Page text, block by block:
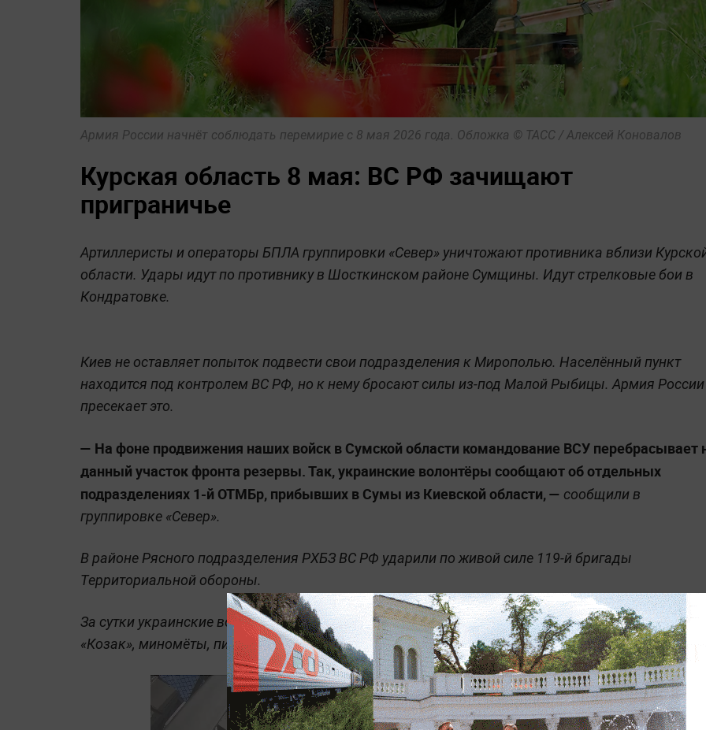
Армия России начнёт соблюдать перемирие с 8 мая 2026 года. Обложка © ТАСС / Алексей Коновалов
Курская область 8 мая: ВС РФ зачищают
приграничье
Артиллеристы и операторы БПЛА группировки «Север» уничтожают противника вблизи
области. Удары идут по противнику в Шосткинском районе Сумщины. Идут стрелковые бои в
Кондратовке.
Киев не оставляет попыток подвести свои подразделения к Мирополью. Населённый пункт
находится под контролем ВС РФ, но к нему бросают силы из-под Малой Рыбицы. Армия России
пресекает это.
— На фоне продвижения наших войск в Сумской области командование ВСУ перебрасывает
данный участок фронта резервы. Так, украинские волонтёры сообщают об отдельных
подразделениях 1-й ОТМБр, прибывших в Сумы из Киевской области, — сообщили в
группировке «Север».
В районе Рясного подразделения РХБЗ ВС РФ ударили по живой силе 119-й бригады
Территориальной обороны.
За сутки украинские войска потеряли в Сумской области свыше 120 человек, бронемашину
«Козак», миномёты, пикапы, трал и БПЛА.